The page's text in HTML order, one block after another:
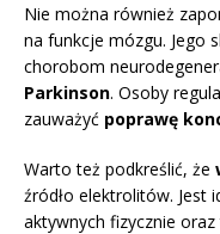
Nie można również
na funkcje mózgu. Jego
chorobom
Parkinson. Osoby
zauważyć poprawę
Warto też podkreślić, że
źródło elektrolitów. Jest
aktywnych fizycznie